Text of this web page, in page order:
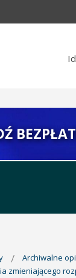
Archiwalne
zmieniającego